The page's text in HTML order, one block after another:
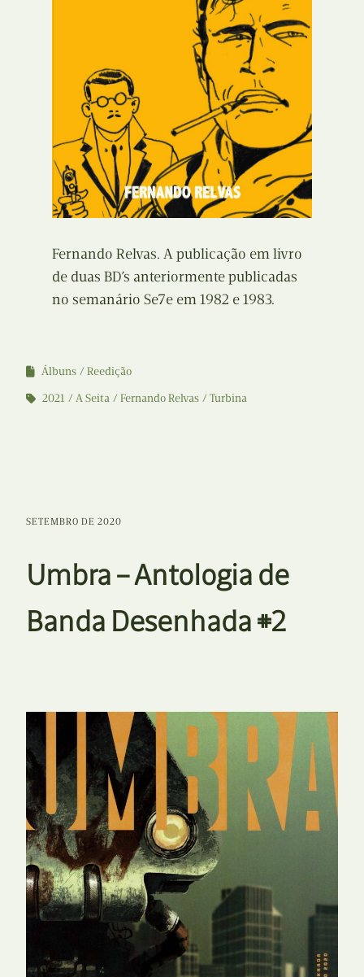
Fernando Relvas. A publicação em livro
de duas BD’s anteriormente publicadas
no semanário Se7e em 1982 e 1983.
Álbuns
Reedição
2021
A Seita Fernando Relvas Turbina
SETEMBRO DE 2020
Umbra – Antologia de
Banda Desenhada #2